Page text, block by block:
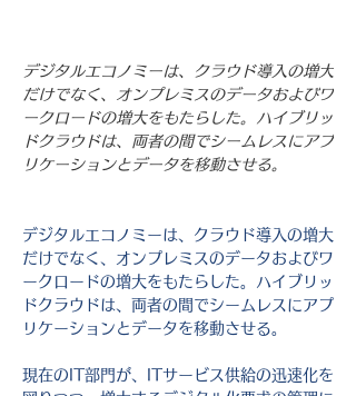
デジタルエコノミーは、クラウド導入の増大
だけでなく、オンプレミスのデータおよびワ
ークロードの増大をもたらした。ハイブリッ
ドクラウドは、両者の間でシームレスにアプ
リケーションとデータを移動させる。
デジタルエコノミーは、クラウド導入の増大
だけでなく、オンプレミスのデータおよびワ
ークロードの増大をもたらした。ハイブリッ
ドクラウドは、両者の間でシームレスにアプ
リケーションとデータを移動させる。
現在のIT部門が、ITサービス供給の迅速化を